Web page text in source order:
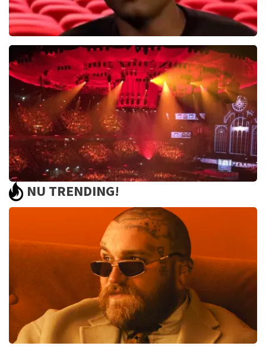
Jandino Asporaat
499+reviews
BEKIJKEN
Vrienden Van Amstel Live
reviews
BEKIJKEN
NU TRENDING!